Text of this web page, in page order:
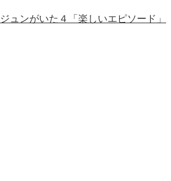
ュンがいた４「楽しいエピソード」